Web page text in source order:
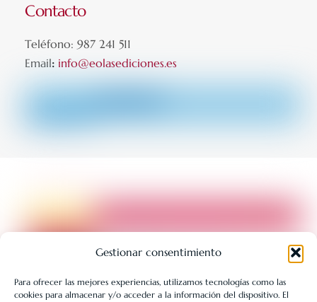
Gestionar consentimiento
Para ofrecer las mejores experiencias, utilizamos tecnologías como las
cookies para almacenar y/o acceder a la información del dispositivo. El
Contacto
Teléfono: 987 241 511
Email: info@eolasediciones.es
LIBRERÍA UNIVERSITARIA LEÓN 1980 SLL ha sido beneficiaria